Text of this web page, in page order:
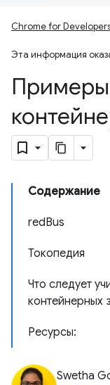
Chrome for
Эта информация
Примеры
Содержание
redBus
Токопедия
Что следует
контейнерных
Ресурсы:
Swetha